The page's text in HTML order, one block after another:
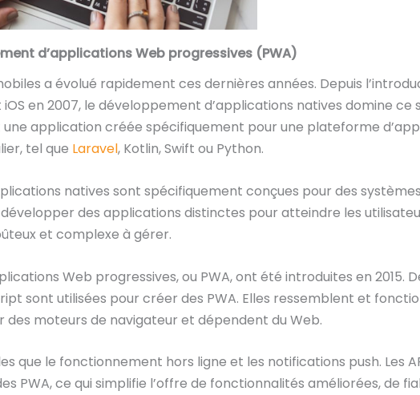
d’applications Web progressives (PWA)
a évolué rapidement ces dernières années. Depuis
en 2007, le développement d’applications natives domine
application créée spécifiquement pour une plateforme
tel que Laravel, Kotlin, Swift ou Python.
natives sont spécifiquement conçues pour des
des applications distinctes pour atteindre les
et complexe à gérer.
Web progressives, ou PWA, ont été introduites en 2015.
sont utilisées pour créer des PWA. Elles ressemblent et
des moteurs de navigateur et dépendent du Web.
que le fonctionnement hors ligne et les notifications push. Les
PWA, ce qui simplifie l’offre de fonctionnalités améliorées, de